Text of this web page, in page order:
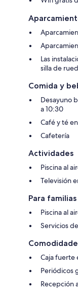
Las
silla de
Comida y
Desayuno
a 10:30
Café y té
Cafetería
Actividades
Piscina al
Televisión
Para familias
Piscina al
Servicios
Caja fuerte
Periódicos
Recepción